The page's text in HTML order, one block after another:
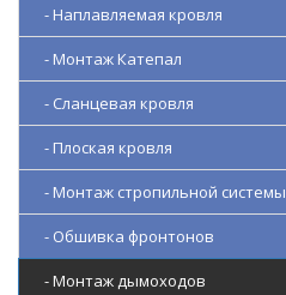
- Наплавляемая кровля
- Монтаж Катепал
- Сланцевая кровля
- Плоская кровля
- Монтаж стропильной системы
- Обшивка фронтонов
- Монтаж дымоходов